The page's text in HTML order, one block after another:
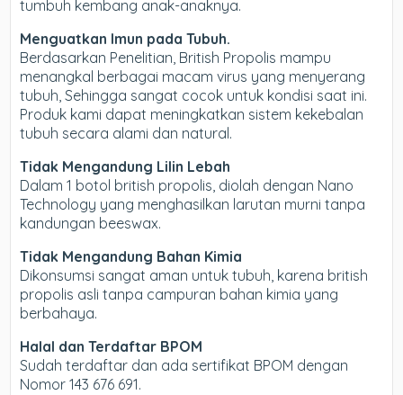
tumbuh kembang anak-anaknya.
Menguatkan Imun pada Tubuh.
Berdasarkan Penelitian, British Propolis mampu
menangkal berbagai macam virus yang menyerang
tubuh, Sehingga sangat cocok untuk kondisi saat ini.
Produk kami dapat meningkatkan sistem kekebalan
tubuh secara alami dan natural.
Tidak Mengandung Lilin Lebah
Dalam 1 botol british propolis, diolah dengan Nano
Technology yang menghasilkan larutan murni tanpa
kandungan beeswax.
Tidak Mengandung Bahan Kimia
Dikonsumsi sangat aman untuk tubuh, karena british
propolis asli tanpa campuran bahan kimia yang
berbahaya.
Halal dan Terdaftar BPOM
Sudah terdaftar dan ada sertifikat BPOM dengan
Nomor 143 676 691.